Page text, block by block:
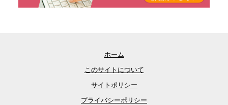
ホーム
このサイトについて
サイトポリシー
プライバシーポリシー